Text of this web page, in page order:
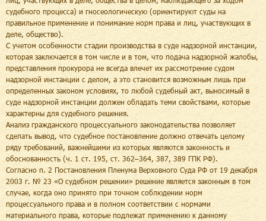
судебного процесса) и гносеологическую (ориентируют суды на
правильное применение и понимание норм права и лиц, участвующих в
деле, общество).
С учетом особенности стадии производства в суде надзорной инстанции,
которая заключается в том числе и в том, что подача надзорной жалобы,
представления прокурора не всегда влечет их рассмотрение судом
надзорной инстанции с делом, а это становится возможным лишь при
определенных законом условиях, то любой судебный акт, выносимый в
суде надзорной инстанции должен обладать теми свойствами, которые
характерны для судебного решения.
Анализ гражданского процессуального законодательства позволяет
сделать вывод, что судебное постановление должно отвечать целому
ряду требований, важнейшими из которых являются законность и
обоснованность (ч. 1 ст. 195, ст. 362–364, 387, 389 ГПК РФ).
Согласно п. 2 Постановления Пленума Верховного Суда РФ от 19 декабря
2003 г. № 23 «О судебном решении» решение является законным в том
случае, когда оно принято при точном соблюдении норм
процессуального права и в полном соответствии с нормами
материального права, которые подлежат применению к данному